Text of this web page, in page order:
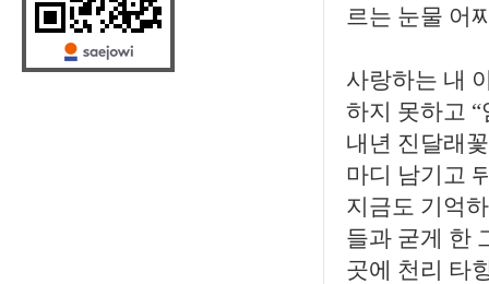
르는 눈물 어
사랑하는 내
하지 못하고
내년 진달래
마디 남기고
지금도 기억
들과 굳게 한
곳에 천리 타